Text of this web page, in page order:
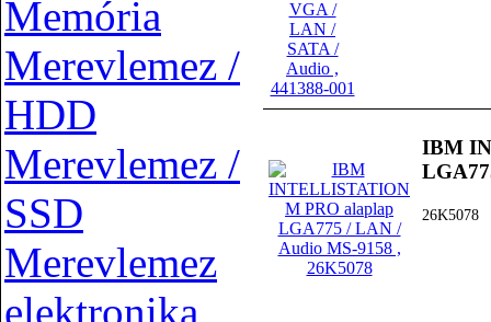
Memória
Merevlemez /
HDD
Merevlemez /
SSD
Merevlemez
elektronika
IBM
26K5078